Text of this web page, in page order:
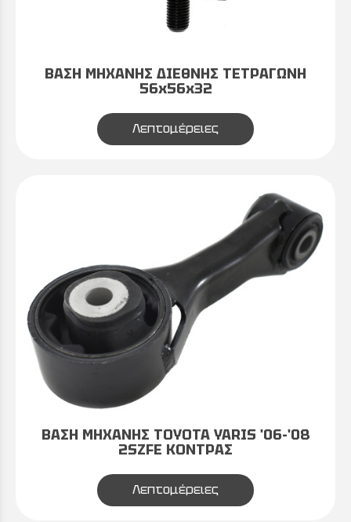
ΒΑΣΗ ΜΗΧΑΝΗΣ ΔΙΕΘΝΗΣ ΤΕΤΡΑΓΩΝΗ
56x56x32
Λεπτομέρειες
ΒΑΣΗ ΜΗΧΑΝΗΣ TOYOTA YARIS '06-'08
2SZFE ΚΟΝΤΡΑΣ
Λεπτομέρειες